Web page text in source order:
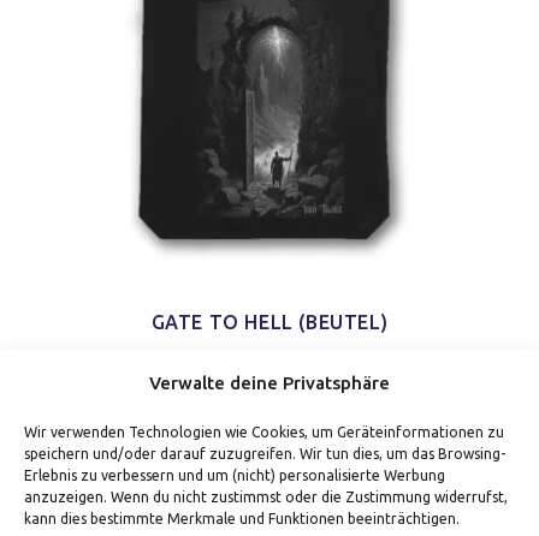
Verwalte deine Privatsphäre
Wir verwenden Technologien wie Cookies, um Geräteinformationen zu
speichern und/oder darauf zuzugreifen. Wir tun dies, um das Browsing-
Erlebnis zu verbessern und um (nicht) personalisierte Werbung
anzuzeigen. Wenn du nicht zustimmst oder die Zustimmung widerrufst,
kann dies bestimmte Merkmale und Funktionen beeinträchtigen.
GATE TO HELL (BEUTEL)
Einkaufen & verdienen 14 Punkte!